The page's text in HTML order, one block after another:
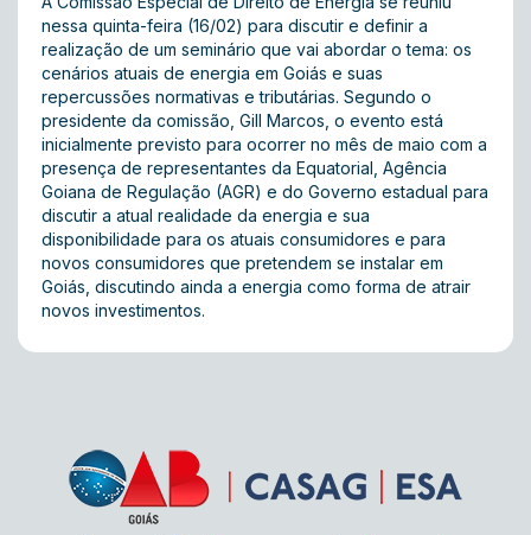
nessa quinta-feira (16/02) para discutir e definir a
realização de um seminário que vai abordar o tema: os
cenários atuais de energia em Goiás e suas
repercussões normativas e tributárias. Segundo o
presidente da comissão, Gill Marcos, o evento está
inicialmente previsto para ocorrer no mês de maio com a
presença de representantes da Equatorial, Agência
Goiana de Regulação (AGR) e do Governo estadual para
discutir a atual realidade da energia e sua
disponibilidade para os atuais consumidores e para
novos consumidores que pretendem se instalar em
Goiás, discutindo ainda a energia como forma de atrair
novos investimentos.